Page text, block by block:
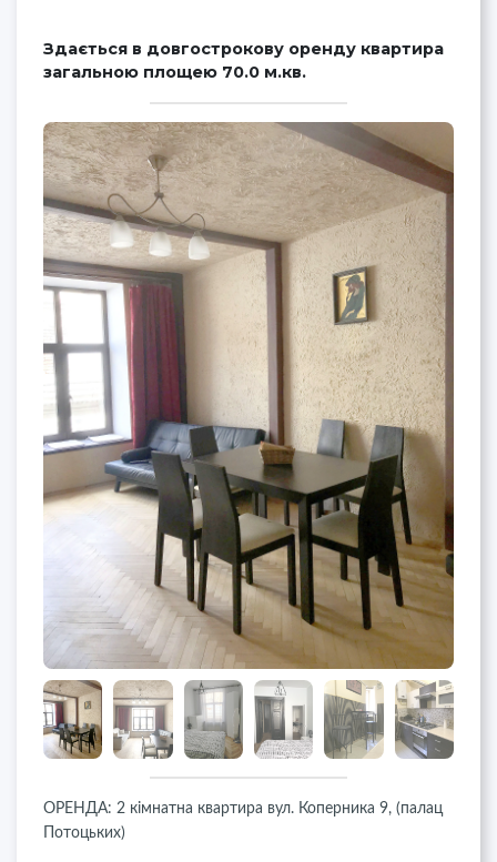
Здається в довгострокову оренду квартира
загальною площею 70.0 м.кв.
ОРЕНДА: 2 кімнатна квартира вул. Коперника 9, (палац
Потоцьких)